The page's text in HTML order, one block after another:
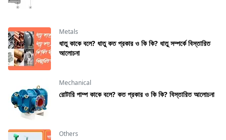
Metals
ধাতু কাকে বলে? ধাতু কত প্রকার ও কি কি? ধাতু সম্পর্কে বিস্তারিত
আলোচনা
Mechanical
রােটারি পাম্প কাকে বলে? কত প্রকার ও কি কি? বিস্তারিত আলোচনা
Others